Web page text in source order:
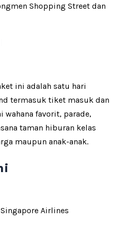
Shopping Street dan
ini adalah satu hari
termasuk tiket masuk dan
favorit, parade,
taman hiburan kelas
maupun anak-anak.
Airlines